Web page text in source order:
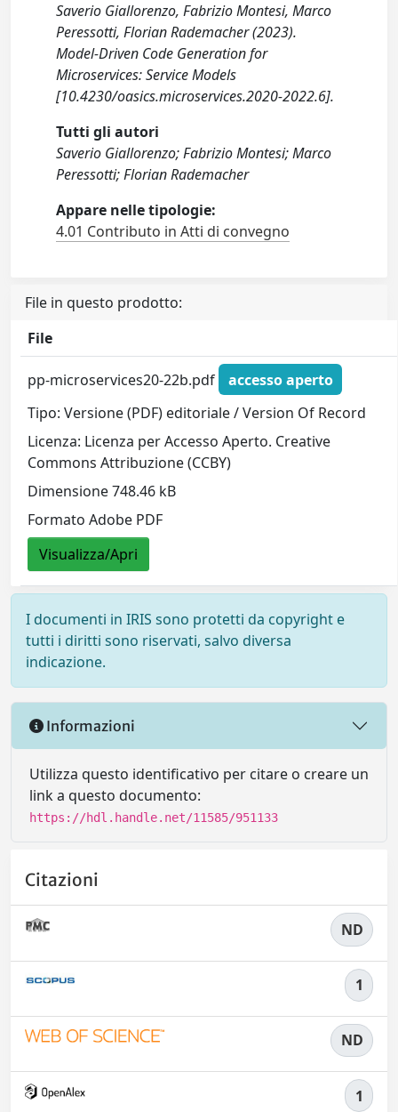
Saverio Giallorenzo, Fabrizio Montesi, Marco
Peressotti, Florian Rademacher (2023).
Model-Driven Code Generation for
Microservices: Service Models
[10.4230/oasics.microservices.2020-2022.6].
Tutti gli autori
Saverio Giallorenzo; Fabrizio Montesi; Marco
Peressotti; Florian Rademacher
Appare nelle tipologie:
4.01 Contributo in Atti di convegno
File in questo prodotto:
File
pp-microservices20-22b.pdf
accesso aperto
Tipo: Versione (PDF) editoriale / Version Of Record
Licenza: Licenza per Accesso Aperto. Creative
Commons Attribuzione (CCBY)
Dimensione 748.46 kB
Formato Adobe PDF
Visualizza/Apri
I documenti in IRIS sono protetti da copyright e
tutti i diritti sono riservati, salvo diversa
indicazione.
Informazioni
Utilizza questo identificativo per citare o creare un
link a questo documento:
https://hdl.handle.net/11585/951133
Citazioni
ND
1
ND
1